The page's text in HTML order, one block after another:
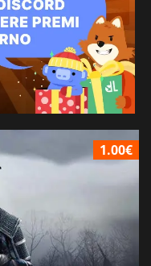
1.00€